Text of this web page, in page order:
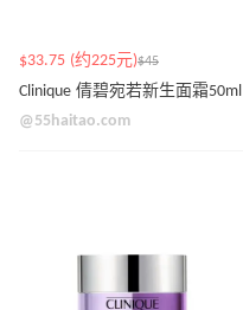
$33.75 (约225元)$45
Clinique 倩碧宛若新生面霜50ml
@55haitao.com